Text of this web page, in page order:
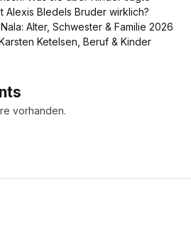
Alexis Bledels Bruder wirklich?
Alter, Schwester & Familie 2026
Ketelsen, Beruf & Kinder
vorhanden.